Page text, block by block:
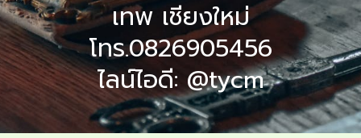
เทพ เชียงใหม่
โทร.0826905456
ไลน์ไอดี: @tycm